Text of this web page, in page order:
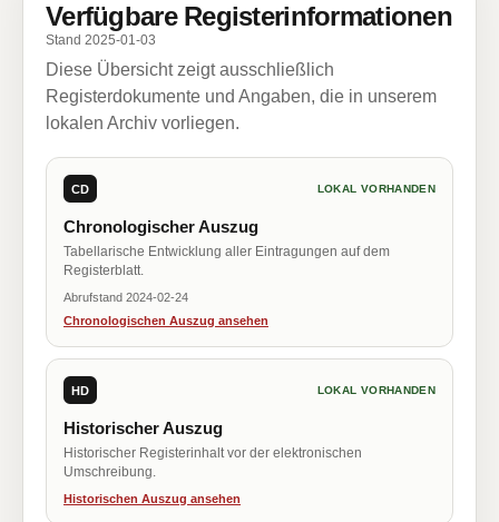
Verfügbare Registerinformationen
Stand 2025-01-03
Diese Übersicht zeigt ausschließlich
Registerdokumente und Angaben, die in unserem
lokalen Archiv vorliegen.
CD LOKAL VORHANDEN
Chronologischer Auszug
Tabellarische Entwicklung aller Eintragungen auf dem
Registerblatt.
Abrufstand 2024-02-24
Chronologischen Auszug ansehen
HD LOKAL VORHANDEN
Historischer Auszug
Historischer Registerinhalt vor der elektronischen
Umschreibung.
Historischen Auszug ansehen